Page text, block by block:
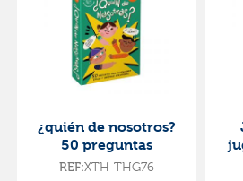
¿quién de nosotros?
50 preguntas
REF:XTH-THG76